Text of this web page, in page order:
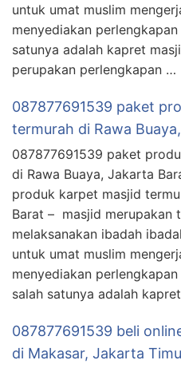
untuk umat muslim
menyediakan
satunya adalah kapret
perupakan perlengkapan …
087877691539 paket
termurah di Rawa
087877691539 paket
di Rawa Buaya, Jakarta
produk karpet masjid
Barat – masjid merupakan
melaksanakan ibadah
untuk umat muslim
menyediakan
salah satunya adalah
087877691539 beli
di Makasar, Jakarta